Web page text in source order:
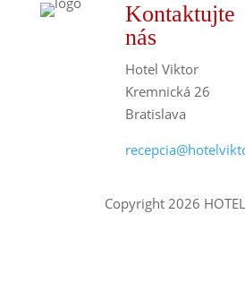
Kontaktujte
nás
Hotel Viktor
Kremnická 26
Bratislava
Copyright 2026